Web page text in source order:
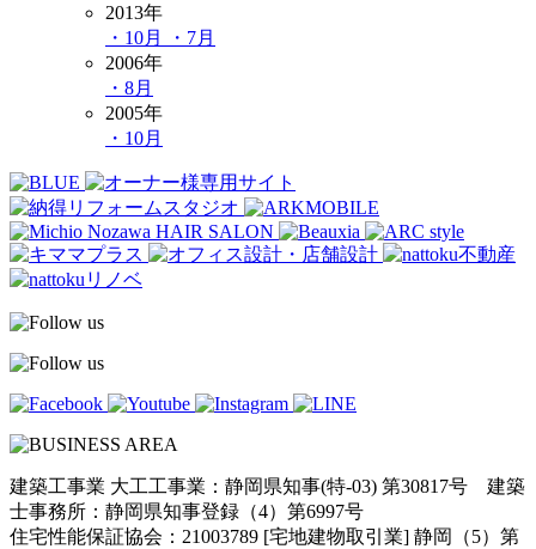
2013年
・10月
・7月
2006年
・8月
2005年
・10月
建築工事業 大工工事業：静岡県知事(特-03) 第30817号 建築
士事務所：静岡県知事登録（4）第6997号
住宅性能保証協会：21003789 [宅地建物取引業] 静岡（5）第